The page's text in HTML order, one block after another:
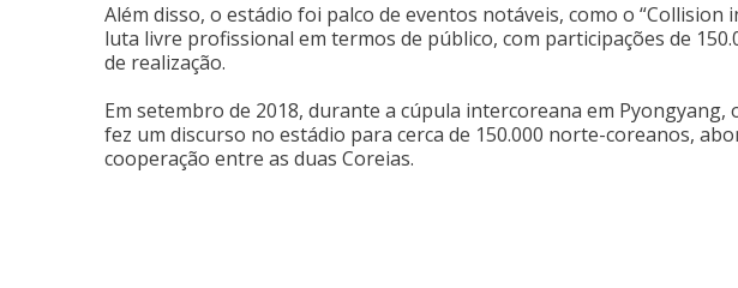
Além disso, o estádio foi palco de eventos notáveis, como o “Collision
luta livre profissional em termos de público, com participações de
de realização.
Em setembro de 2018, durante a cúpula intercoreana em
fez um discurso no estádio para cerca de 150.000 norte-coreanos,
cooperação entre as duas Coreias.